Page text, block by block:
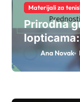
Materijali za
Prirodna
utjecaj na
Ana Novak